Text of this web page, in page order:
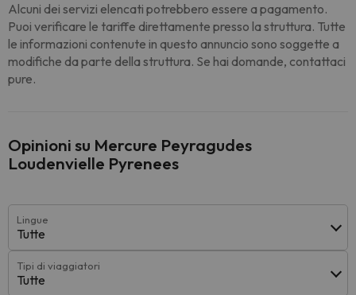
Alcuni dei servizi elencati potrebbero essere a pagamento.
Puoi verificare le tariffe direttamente presso la struttura. Tutte
le informazioni contenute in questo annuncio sono soggette a
modifiche da parte della struttura. Se hai domande, contattaci
pure.
Opinioni su Mercure Peyragudes
Loudenvielle Pyrenees
Lingue
Tutte
Tipi di viaggiatori
Tutte